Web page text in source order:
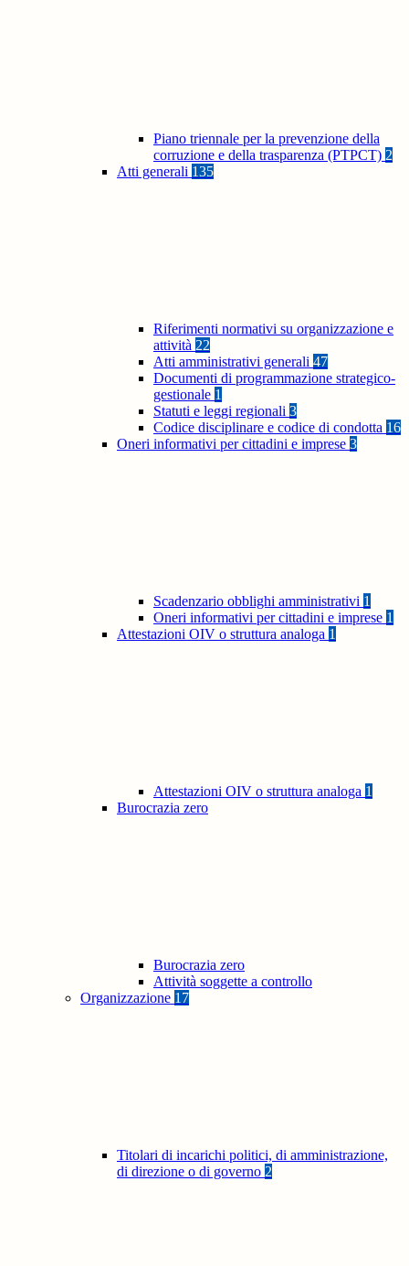
Piano triennale per la prevenzione della
corruzione e della trasparenza (PTPCT) 2
Atti generali 135
Riferimenti normativi su organizzazione e
attività 22
Atti amministrativi generali 47
Documenti di programmazione strategico-
gestionale 1
Statuti e leggi regionali 3
Codice disciplinare e codice di condotta 16
Oneri informativi per cittadini e imprese 3
Scadenzario obblighi amministrativi 1
Oneri informativi per cittadini e imprese 1
Attestazioni OIV o struttura analoga 1
Attestazioni OIV o struttura analoga 1
Burocrazia zero
Burocrazia zero
Attività soggette a controllo
Organizzazione 17
Titolari di incarichi politici, di amministrazione,
di direzione o di governo 2